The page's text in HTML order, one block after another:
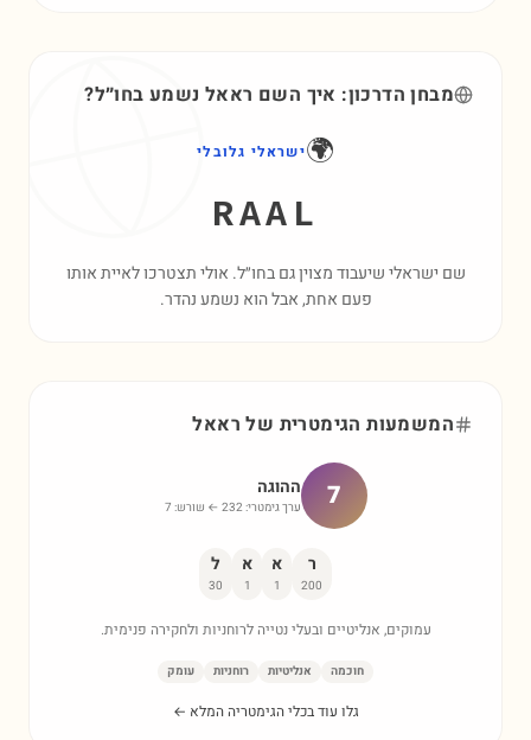
מבחן הדרכון: איך השם ראאל נשמע בחו״ל?
🌍ישראלי גלובלי
RAAL
שם ישראלי שיעבוד מצוין גם בחו״ל. אולי תצטרכו לאיית אותו
פעם אחת, אבל הוא נשמע נהדר.
המשמעות הגימטרית של ראאל
7 ההוגה
ערך גימטרי:232 ← שורש: 7
ר
200
א
1
א
1
ל
30
עמוקים, אנליטיים ובעלי נטייה לרוחניות ולחקירה פנימית.
חוכמה אנליטיות רוחניות עומק
גלו עוד בכלי הגימטריה המלא ←